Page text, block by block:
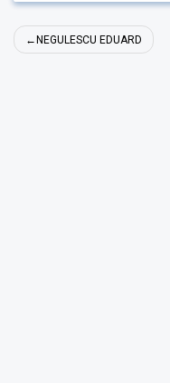
Navigare
în
NEGULESCU EDUARD